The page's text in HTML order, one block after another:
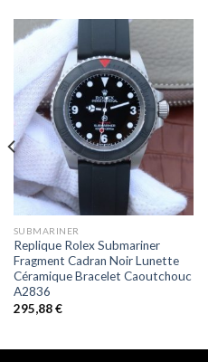
SUBMARINER
Replique Rolex Submariner
Fragment Cadran Noir Lunette
Céramique Bracelet Caoutchouc
A2836
295,88€